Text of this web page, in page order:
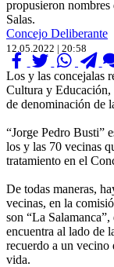
propusieron
Salas.
Concejo Deliberante
12.05.2022 | 20:58
Los y las concejalas
Cultura y Educación,
de denominación de
“Jorge Pedro Busti”
los y las 70 vecinas
tratamiento en el
De todas maneras,
vecinas, en la
son “La
encuentra al lado de
recuerdo a un vecino
vida.